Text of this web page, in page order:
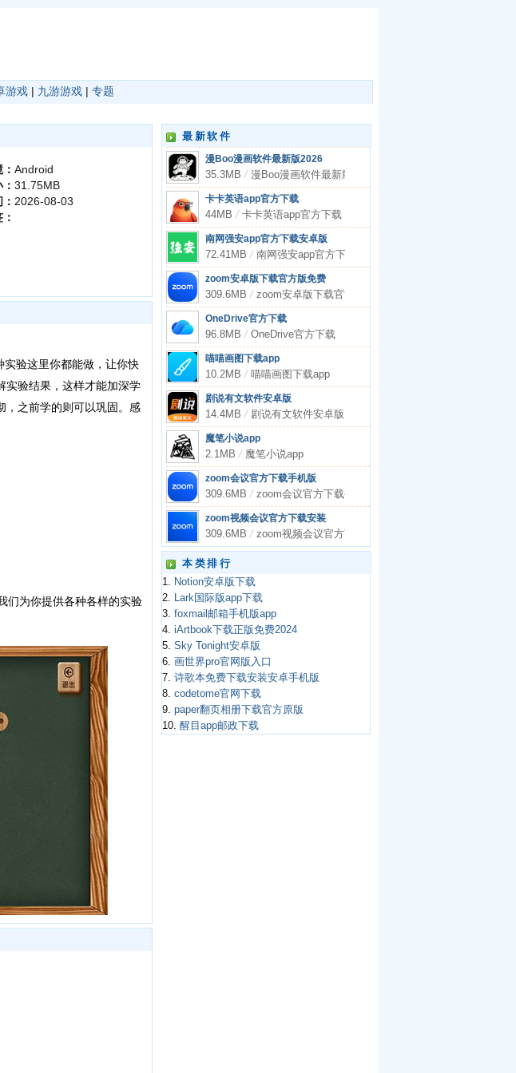
游戏 | 九游游戏 | 专题
Android
31.75MB
2026-08-03
实验这里你都能做，让你快
实验结果，这样才能加深学
，之前学的则可以巩固。感
们为你提供各种各样的实验
最新软件
漫Boo漫画软件最新版2026
35.3MB/ 漫Boo漫画软件最新版2026
卡卡英语app官方下载
44MB/ 卡卡英语app官方下载
南网强安app官方下载安卓版
72.41MB/ 南网强安app官方下载安卓版
zoom安卓版下载官方版免费
309.6MB/ zoom安卓版下载官方版免费
OneDrive官方下载
96.8MB/ OneDrive官方下载
喵喵画图下载app
10.2MB/ 喵喵画图下载app
剧说有文软件安卓版
14.4MB/ 剧说有文软件安卓版
魔笔小说app
2.1MB/ 魔笔小说app
zoom会议官方下载手机版
309.6MB/ zoom会议官方下载手机版
zoom视频会议官方下载安装
309.6MB/ zoom视频会议官方下载安装
本类排行
1. Notion安卓版下载
2. Lark国际版app下载
3. foxmail邮箱手机版app
4. iArtbook下载正版免费2024
5. Sky Tonight安卓版
6. 画世界pro官网版入口
7. 诗歌本免费下载安装安卓手机版
8. codetome官网下载
9. paper翻页相册下载官方原版
10. 醒目app邮政下载